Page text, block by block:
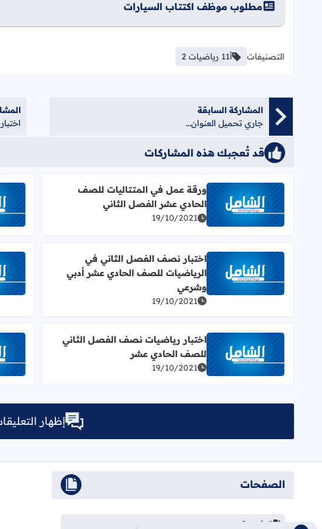
مطلوب موظف اكتتاب السيارات
التصنيفات أ11 رياضيات 2
المشاركة السابقة
جاري تحميل العنوان...
قد تُعجبك هذه المشاركات
اقرأ المزيد عن ورقة عمل في المتتاليات للصف الحادي عشر الفصل
ورقة عمل في المتتاليات للصف
الحادي عشر الفصل الثاني
19/10/2021
اقرأ المزيد عن اختبار نصف الفصل الثاني في الرياضيات للصف
اختبار نصف الفصل الثاني في
الرياضيات للصف الحادي عشر أدبي
وشرعي
19/10/2021
اقرأ المزيد عن اختبار رياضيات نصف الفصل الثاني للصف الحادي
اختبار رياضيات نصف الفصل الثاني
للصف الحادي عشر
19/10/2021
إظهار
الصفحات
الرئيسية